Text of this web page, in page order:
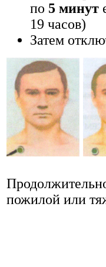
по 5 минут
19 часов)
Затем
пожилой или